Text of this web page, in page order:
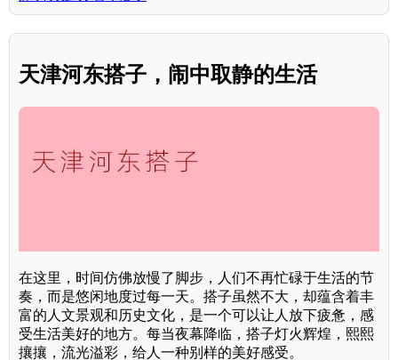
天津河东搭子，闹中取静的生活
在这里，时间仿佛放慢了脚步，人们不再忙碌于生活的节
奏，而是悠闲地度过每一天。搭子虽然不大，却蕴含着丰
富的人文景观和历史文化，是一个可以让人放下疲惫，感
受生活美好的地方。每当夜幕降临，搭子灯火辉煌，熙熙
攘攘，流光溢彩，给人一种别样的美好感受。